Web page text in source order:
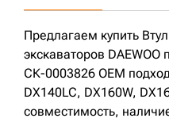
Предлагаем купить
экскаваторов
СК-0003826 OEM
DX140LC, DX160W,
совместимость,